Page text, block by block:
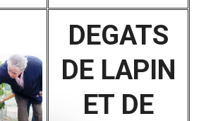
DEGATS
DE LAPIN
ET DE